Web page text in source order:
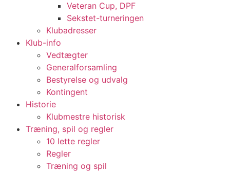
Veteran Cup, DPF
Sekstet-turneringen
Klubadresser
Klub-info
Vedtægter
Generalforsamling
Bestyrelse og udvalg
Kontingent
Historie
Klubmestre historisk
Træning, spil og regler
10 lette regler
Regler
Træning og spil